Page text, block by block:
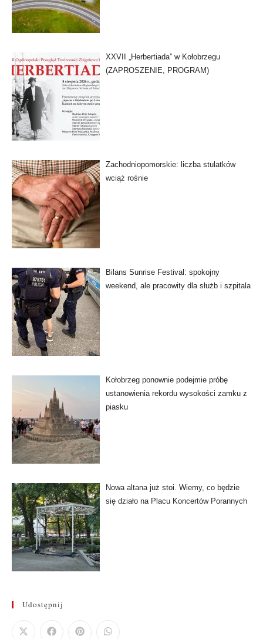
XXVII „Herbertiada” w Kołobrzegu
(ZAPROSZENIE, PROGRAM)
Zachodniopomorskie: liczba stulatków
wciąż rośnie
Bilans Sunrise Festival: spokojny
weekend, ale pracowity dla służb i szpitala
Kołobrzeg ponownie podejmie próbę
ustanowienia rekordu wysokości zamku z
piasku
Nowa altana już stoi. Wiemy, co będzie
się działo na Placu Koncertów Porannych
Udostępnij